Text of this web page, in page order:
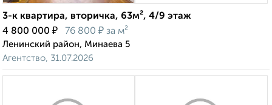
3-к квартира, вторичка, 63м², 4/9 этаж
4 800 000 ₽ 76 800 ₽ за м²
Ленинский район, Минаева 5
Агентство, 31.07.2026